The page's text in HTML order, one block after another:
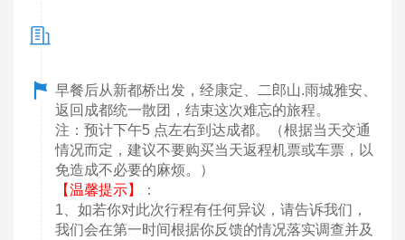
早餐后从新都桥出发，经康定、二郎山.雨城雅安、
返回成都统一散团，结束这次难忘的旅程。
注：预计下午5 点左右到达成都。（根据当天交通
情况而定，建议不要购买当天返程机票或车票，以
免造成不必要的麻烦。）
【温馨提示】
：
1、如若你对此次行程有任何异议，请告诉我们，
我们会在第一时间根据你反馈的情况落实调查并及